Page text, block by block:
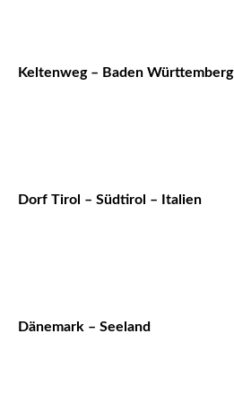
Keltenweg – Baden Württemberg
Dorf Tirol – Südtirol – Italien
Dänemark – Seeland